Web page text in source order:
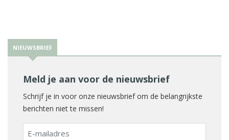
NIEUWSBRIEF
Meld je aan voor de nieuwsbrief
Schrijf je in voor onze nieuwsbrief om de belangrijkste
berichten niet te missen!
E-